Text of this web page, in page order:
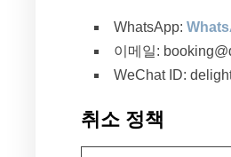
WhatsApp:
이메일:
WeChat ID:
취소 정책